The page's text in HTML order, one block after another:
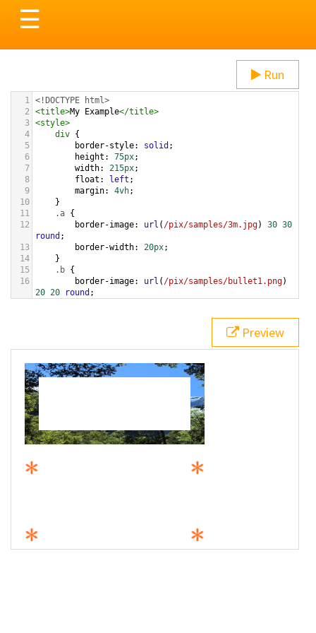
Toggle
navigation
☰
Run
1 <!DOCTYPE html>
2
<title>My Example</title>
3 <style>
4
div {
5
border-style: solid ;
6
height : 75px;
7
width: 215px;
8
float : left ;
9
margin: 4vh;
10
}
11
.a {
12
border-image: url ( /pix/samples/3m.jpg) 30 30
round ;
13
border-width: 20px;
14
}
15
.b {
16
border-image: url ( /pix/samples/bullet1.png
20 20 round ;
url(/pix/css/css3/properties/border-image-1.png) 28
21
border-width
22
23
24
url
/pix/css/css3/properties/border-image-1.png
28 repeat;
25
border-width: 20px;
27
28
Preview